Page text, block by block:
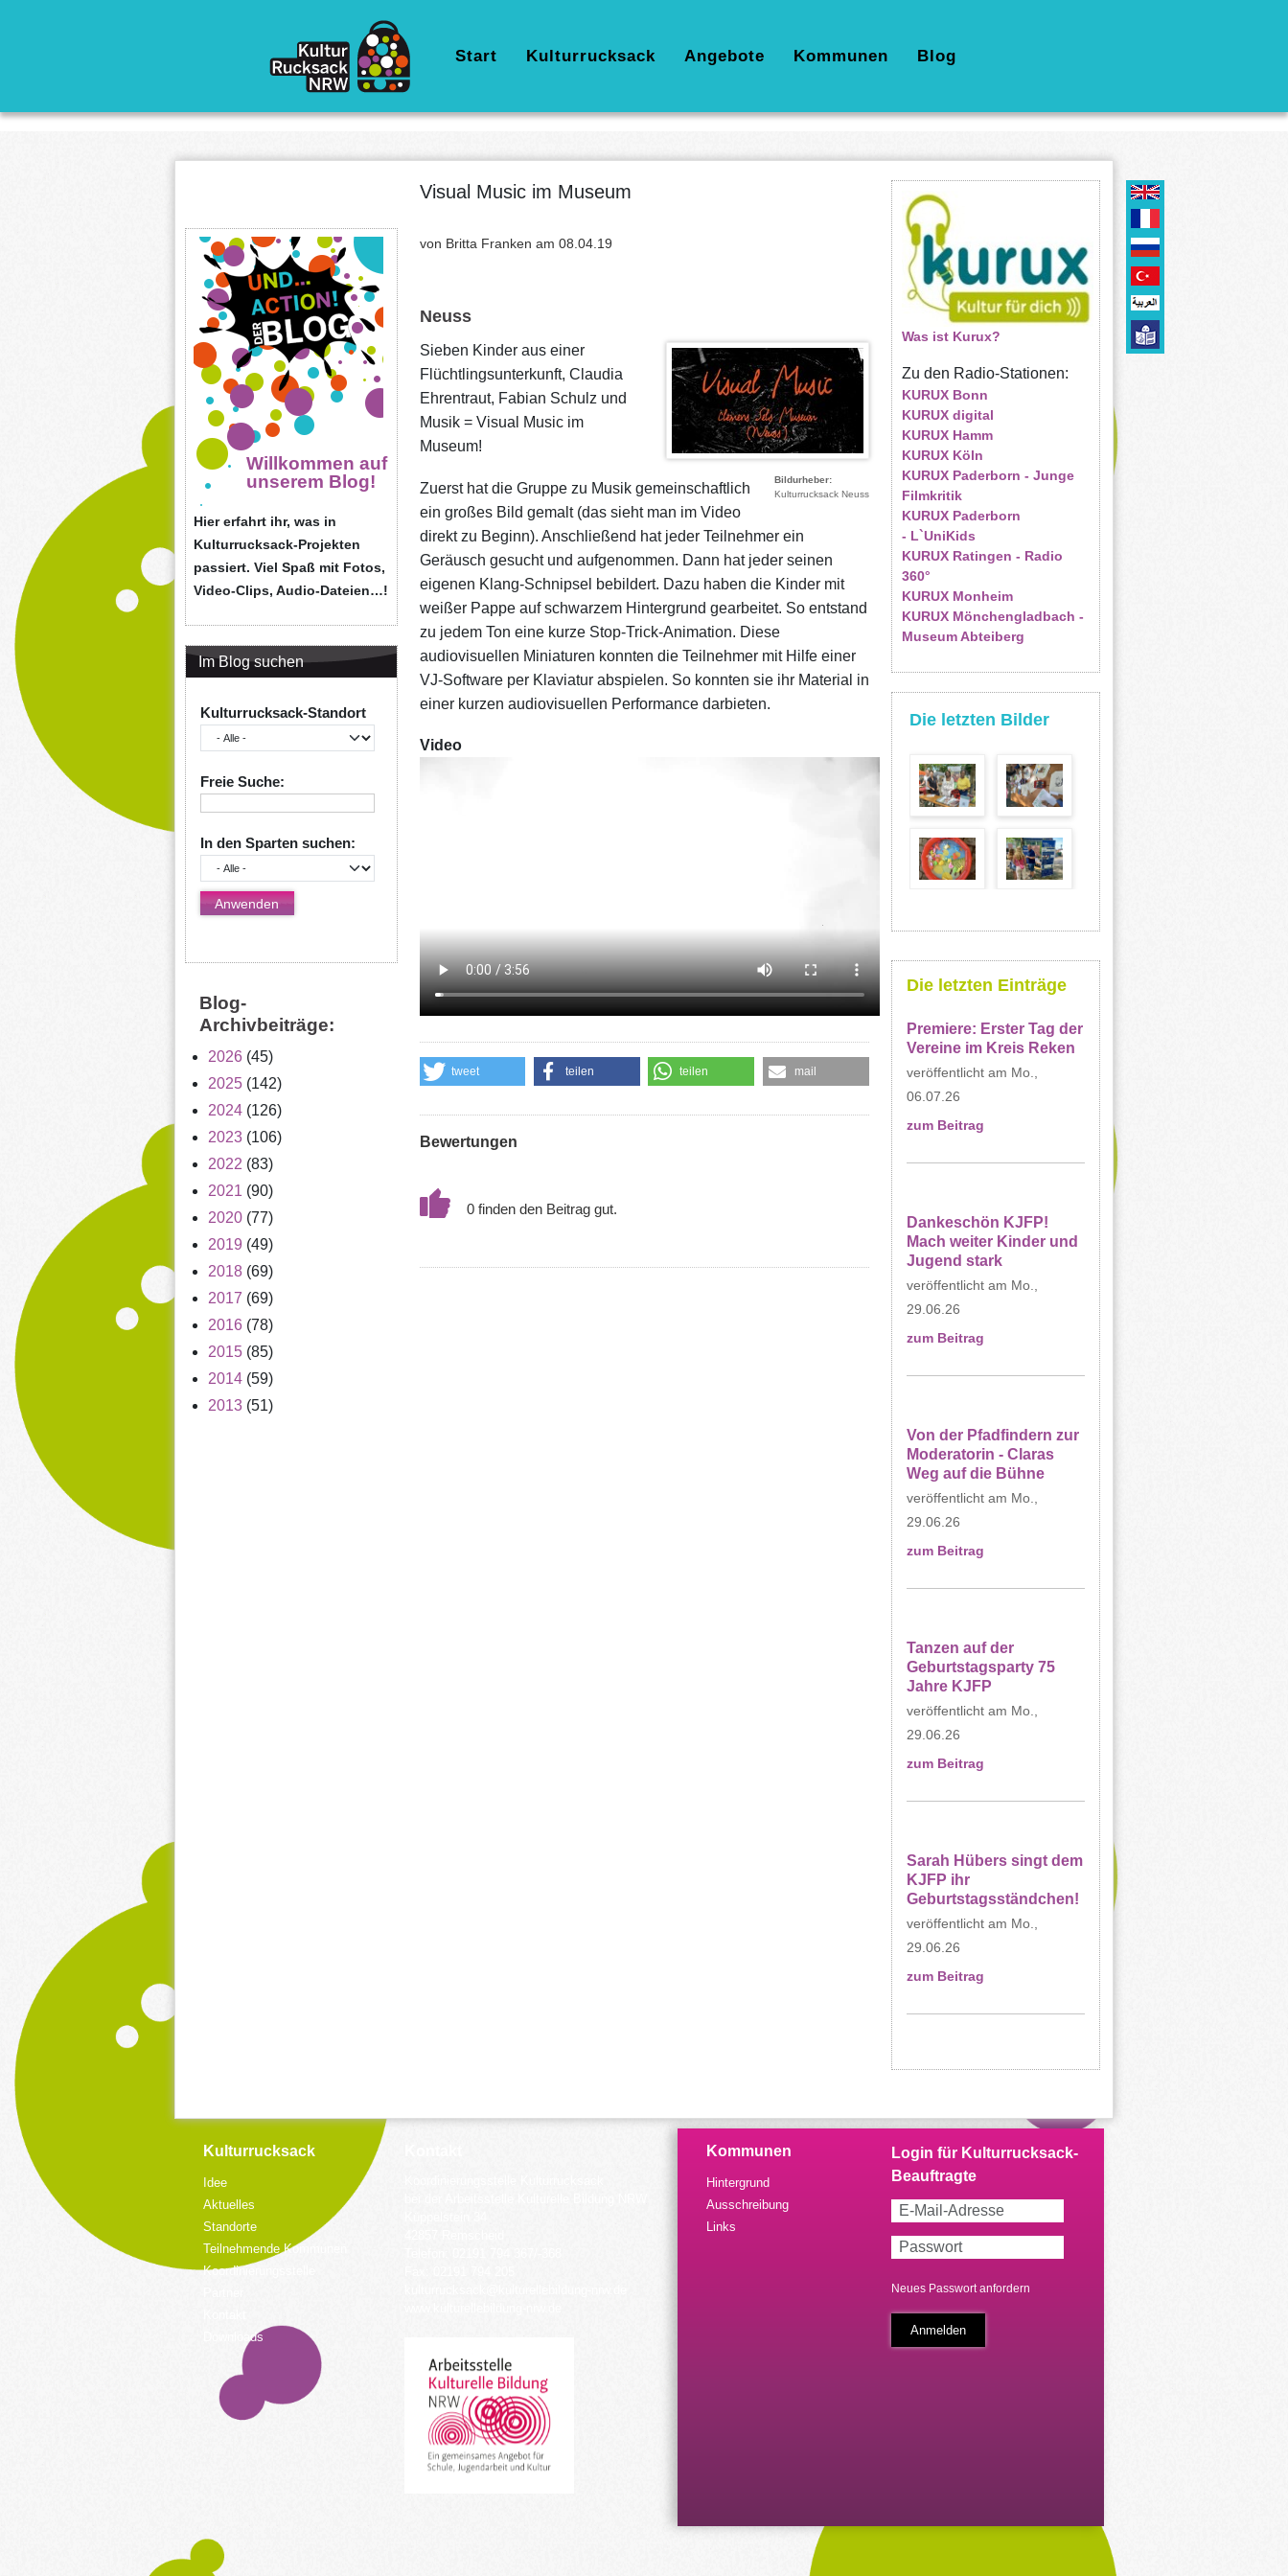
Hauptnavigation
Start Kulturrucksack Angebote Kommunen Blog
Willkommen auf
unserem Blog!
Hier erfahrt ihr, was in
Kulturrucksack-Projekten
passiert. Viel Spaß mit Fotos,
Video-Clips, Audio-Dateien…!
Im Blog suchen
Kulturrucksack-Standort
Freie Suche:
In den Sparten suchen:
Blog-
Archivbeiträge:
2026 (45)
2025 (142)
2024 (126)
2023 (106)
2022 (83)
2021 (90)
2020 (77)
2019 (49)
2018 (69)
2017 (69)
2016 (78)
2015 (85)
2014 (59)
2013 (51)
Visual Music im Museum
von Britta Franken am 08.04.19
Neuss
Bildurheber
Kulturrucksack Neuss
Sieben Kinder aus einer
Flüchtlingsunterkunft, Claudia
Ehrentraut, Fabian Schulz und
Musik = Visual Music im
Museum!
Zuerst hat die Gruppe zu Musik gemeinschaftlich
ein großes Bild gemalt (das sieht man im Video
direkt zu Beginn). Anschließend hat jeder Teilnehmer ein
Geräusch gesucht und aufgenommen. Dann hat jeder seinen
eigenen Klang-Schnipsel bebildert. Dazu haben die Kinder mit
weißer Pappe auf schwarzem Hintergrund gearbeitet. So entstand
zu jedem Ton eine kurze Stop-Trick-Animation. Diese
audiovisuellen Miniaturen konnten die Teilnehmer mit Hilfe einer
VJ-Software per Klaviatur abspielen. So konnten sie ihr Material in
einer kurzen audiovisuellen Performance darbieten.
Video
tweet teilen teilen mail
Bewertungen
0
Was ist Kurux?
Zu den Radio-Stationen:
KURUX Bonn
KURUX digital
KURUX Hamm
KURUX Köln
KURUX Paderborn - Junge
Filmkritik
KURUX Paderborn
- L`UniKids
KURUX Ratingen - Radio
360°
KURUX Monheim
KURUX Mönchengladbach -
Museum Abteiberg
Die letzten Bilder
Die letzten Einträge
Premiere: Erster Tag der
Vereine im Kreis Reken
Mo.,
06.07.26
zum Beitrag
Dankeschön KJFP!
Mach weiter Kinder und
Jugend stark
Mo.,
29.06.26
zum Beitrag
Von der Pfadfindern zur
Moderatorin - Claras
Weg auf die Bühne
Mo.,
29.06.26
zum Beitrag
Tanzen auf der
Geburtstagsparty 75
Jahre KJFP
Mo.,
29.06.26
zum Beitrag
Sarah Hübers singt dem
KJFP ihr
Geburtstagsständchen!
Mo.,
29.06.26
zum Beitrag
Kulturrucksack
Idee
Aktuelles
Standorte
Teilnehmende Kommunen
Koordinierungsstelle
Downloads
Kommunen
Hintergrund
Ausschreibung
Links
Neues Passwort anfordern